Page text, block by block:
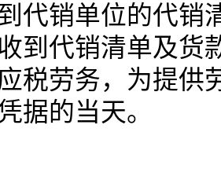
代销单位的代销
到代销清单及货
税劳务，为提供
据的当天。